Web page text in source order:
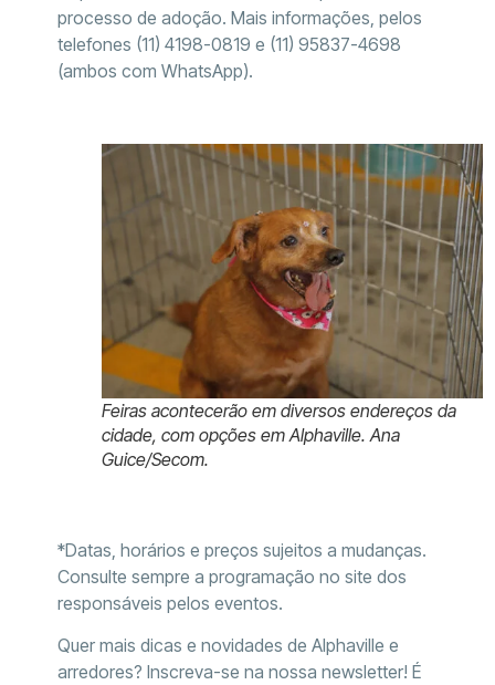
processo de adoção. Mais informações, pelos
telefones (11) 4198-0819 e (11) 95837-4698
(ambos com WhatsApp).
Feiras acontecerão em diversos endereços da
cidade, com opções em Alphaville. Ana
Guice/Secom.
*Datas, horários e preços sujeitos a mudanças.
Consulte sempre a programação no site dos
responsáveis pelos eventos.
Quer mais dicas e novidades de Alphaville e
arredores? Inscreva-se na nossa newsletter! É